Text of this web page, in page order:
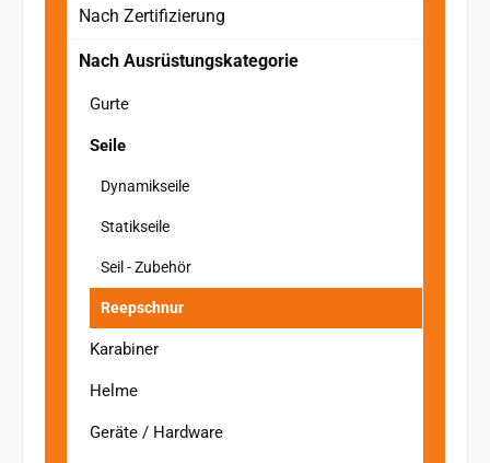
Nach Zertifizierung
Nach Ausrüstungskategorie
Gurte
Seile
Dynamikseile
Statikseile
Seil - Zubehör
Reepschnur
Karabiner
Helme
Geräte / Hardware